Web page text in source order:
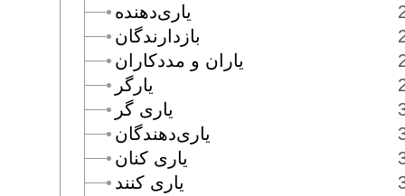
يارى‌دهنده
بازدارندگان
ياران و مددكاران
يارگر
يارى گر
يارى‌دهندگان
يارى كنان
يارى كنند